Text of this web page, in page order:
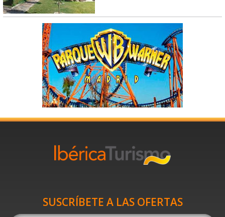
SUSCRÍBETE A LAS OFERTAS